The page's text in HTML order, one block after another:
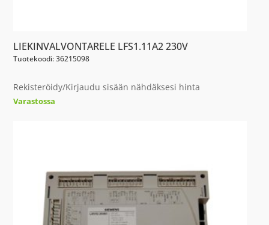
LIEKINVALVONTARELE LFS1.11A2 230V
Tuotekoodi: 36215098
Rekisteröidy/Kirjaudu sisään nähdäksesi hinta
Varastossa